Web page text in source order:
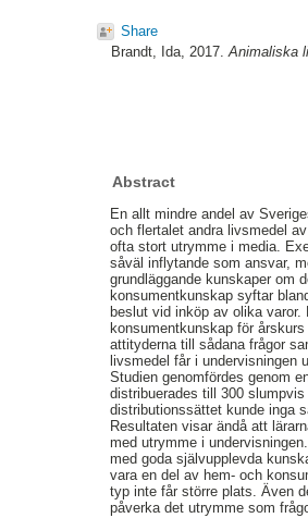
Share
Brandt, Ida, 2017.Animaliska
Abstract
En allt mindre andel av
och flertalet andra livsmedel
ofta stort utrymme i media.
såväl inflytande som ansvar,
grundläggande kunskaper om
konsumentkunskap syftar
beslut vid inköp av olika
konsumentkunskap för
attityderna till sådana frågor
livsmedel får i undervisningen
Studien genomfördes genom
distribuerades till 300
distributionssättet kunde inga
Resultaten visar ändå att
med utrymme i
med goda självupplevda
vara en del av hem- och
typ inte får större plats. Även
påverka det utrymme som